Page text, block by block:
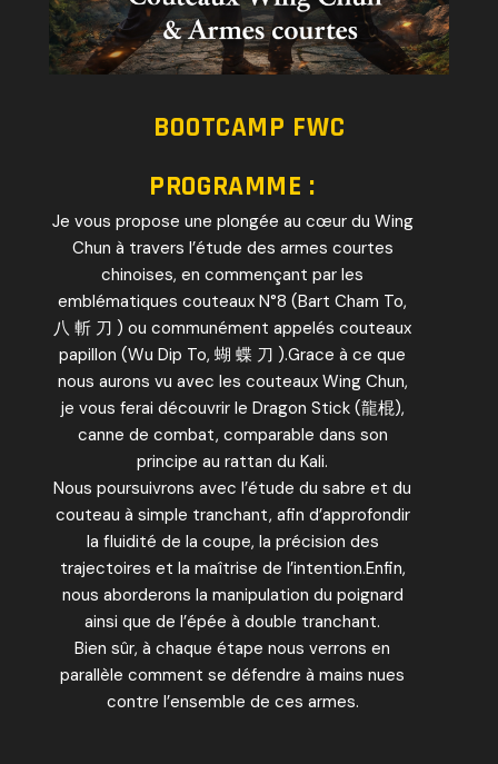
BOOTCAMP FWC
PROGRAMME :
Je vous propose une plongée au cœur du Wing
Chun à travers l’étude des armes courtes
chinoises, en commençant par les
emblématiques couteaux N°8 (Bart Cham To,
八 斬 刀 ) ou communément appelés couteaux
papillon (Wu Dip To, 蝴 蝶 刀 ).Grace à ce que
nous aurons vu avec les couteaux Wing Chun,
je vous ferai découvrir le Dragon Stick (龍棍),
canne de combat, comparable dans son
principe au rattan du Kali.
Nous poursuivrons avec l’étude du sabre et du
couteau à simple tranchant, afin d’approfondir
la fluidité de la coupe, la précision des
trajectoires et la maîtrise de l’intention.Enfin,
nous aborderons la manipulation du poignard
ainsi que de l’épée à double tranchant.
Bien sûr, à chaque étape nous verrons en
parallèle comment se défendre à mains nues
contre l’ensemble de ces armes.